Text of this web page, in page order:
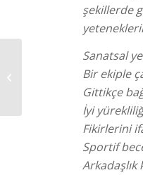
şekillerde
Sanatsal
Bir ekiple
Gittikçe
İyi
Fikirlerini
Sportif
Kervansaray Ticaret
Meslek Lisesinde
Semineri Verdik